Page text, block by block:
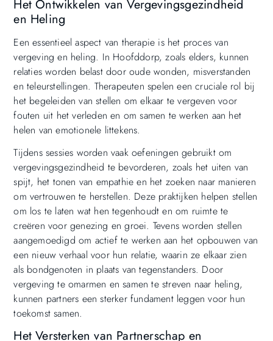
Het Ontwikkelen van Vergevingsgezindheid
en Heling
Een essentieel aspect van therapie is het proces van
vergeving en heling. In Hoofddorp, zoals elders, kunnen
relaties worden belast door oude wonden, misverstanden
en teleurstellingen. Therapeuten spelen een cruciale rol bij
het begeleiden van stellen om elkaar te vergeven voor
fouten uit het verleden en om samen te werken aan het
helen van emotionele littekens.
Tijdens sessies worden vaak oefeningen gebruikt om
vergevingsgezindheid te bevorderen, zoals het uiten van
spijt, het tonen van empathie en het zoeken naar manieren
om vertrouwen te herstellen. Deze praktijken helpen stellen
om los te laten wat hen tegenhoudt en om ruimte te
creëren voor genezing en groei. Tevens worden stellen
aangemoedigd om actief te werken aan het opbouwen van
een nieuw verhaal voor hun relatie, waarin ze elkaar zien
als bondgenoten in plaats van tegenstanders. Door
vergeving te omarmen en samen te streven naar heling,
kunnen partners een sterker fundament leggen voor hun
toekomst samen.
Het Versterken van Partnerschap en